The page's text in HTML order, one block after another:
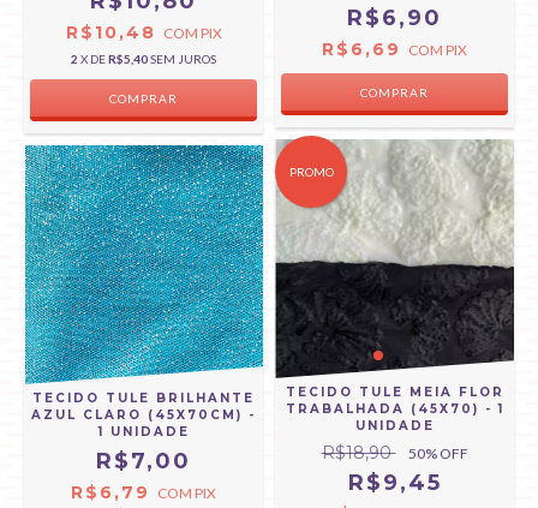
R$10,48 COM PIX
2 X DER$5,40SEM JUROS
R$6,90
R$6,69 COM PIX
TECIDO TULE BRILHANTE
AZUL CLARO (45X70CM) -
1 UNIDADE
R$7,00
R$6,79 COM PIX
PROMO
TECIDO TULE MEIA FLOR
TRABALHADA (45X70) - 1
UNIDADE
R$18,90 50% OFF
R$9,45